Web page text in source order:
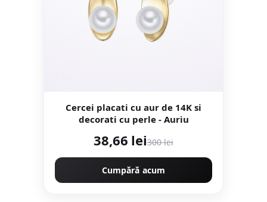
Cercei placati cu aur de 14K si
decorati cu perle - Auriu
38,66 lei300 lei
Cumpără acum